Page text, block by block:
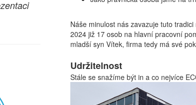
Náše minulost nás zavazuje tuto
2024 již 17 osob na hlavní pracovní
mladší syn Vítek, firma tedy má své
Udržitelnost
Stále se snažíme být in a co nejvíce